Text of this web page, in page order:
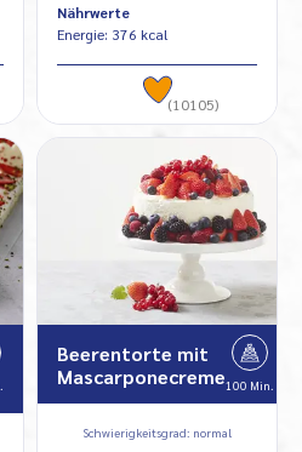
Nährwerte
Energie: 376 kcal
(10105)
Beerentorte mit
Mascarponecreme100 Min.
Schwierigkeitsgrad: normal